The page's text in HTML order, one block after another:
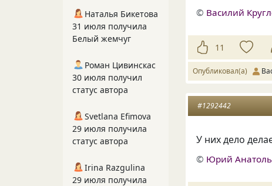
© Василий
11
Опубликовал(а)
#1292442
У них дело
© Юрий
Наталья Бикетова
31 июля получила
Белый жемчуг
Роман Цивинскас
30 июля получил
статус автора
Svetlana Efimova
29 июля получила
статус автора
Irina Razgulina
29 июля получила